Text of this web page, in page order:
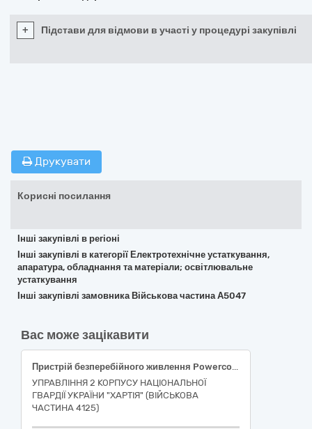
+ Підстави для відмови в участі у процедурі закупівлі
Друкувати
Корисні посилання
Інші закупівлі в регіоні
Інші закупівлі в категорії Електротехнічне устаткування,
апаратура, обладнання та матеріали; освітлювальне
устаткування
Інші закупівлі замовника Військова частина А5047
Вас може зацікавити
Пристрій безперебійного живлення Powercom MAC-6000 (MAC6000) за кодом ДК 021:2015: 31150000-2 «Баласти для розрядних ламп чи трубок»
УПРАВЛІННЯ 2 КОРПУСУ НАЦІОНАЛЬНОЇ
ГВАРДІЇ УКРАЇНИ "ХАРТІЯ" (ВІЙСЬКОВА
ЧАСТИНА 4125)